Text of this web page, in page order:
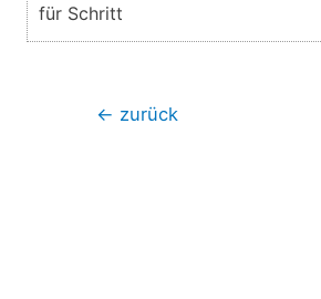
für Schritt
Beitragsnavigation
← zurück